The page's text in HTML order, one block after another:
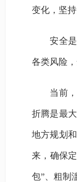
变化，坚
安全是发
各类风险
当前，国
折腾是最
地方规划
来，确保
包”、粗制